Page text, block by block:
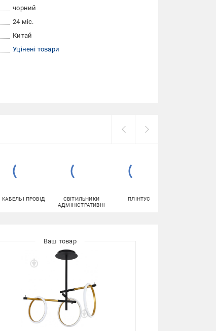
чорний
24 міс.
Китай
Уцінені товари
КАБЕЛЬ І ПРОВІД
СВІТИЛЬНИКИ
АДМІНІСТРАТИВНІ
ПЛІНТУС